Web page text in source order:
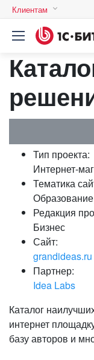
Клиентам
Тип проекта:
Интернет-
Тематика
Редакция
Бизнес
Сайт:
grandideas.ru
Партнер:
Idea Labs
Каталог
интернет
базу авторов и